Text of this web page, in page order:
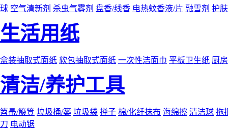
球 空气清新剂 杀虫气雾剂 盘香/线香 电热蚊香液/片 融雪剂 护
生活用纸
盒装抽取式面纸 软包抽取式面纸 一次性洁面巾 平板卫生纸 厨
清洁/养护工具
笤帚/簸箕 垃圾桶/篓 垃圾袋 掸子 棉/化纤抹布 海绵擦 清洁球 拖
刀 电动锯